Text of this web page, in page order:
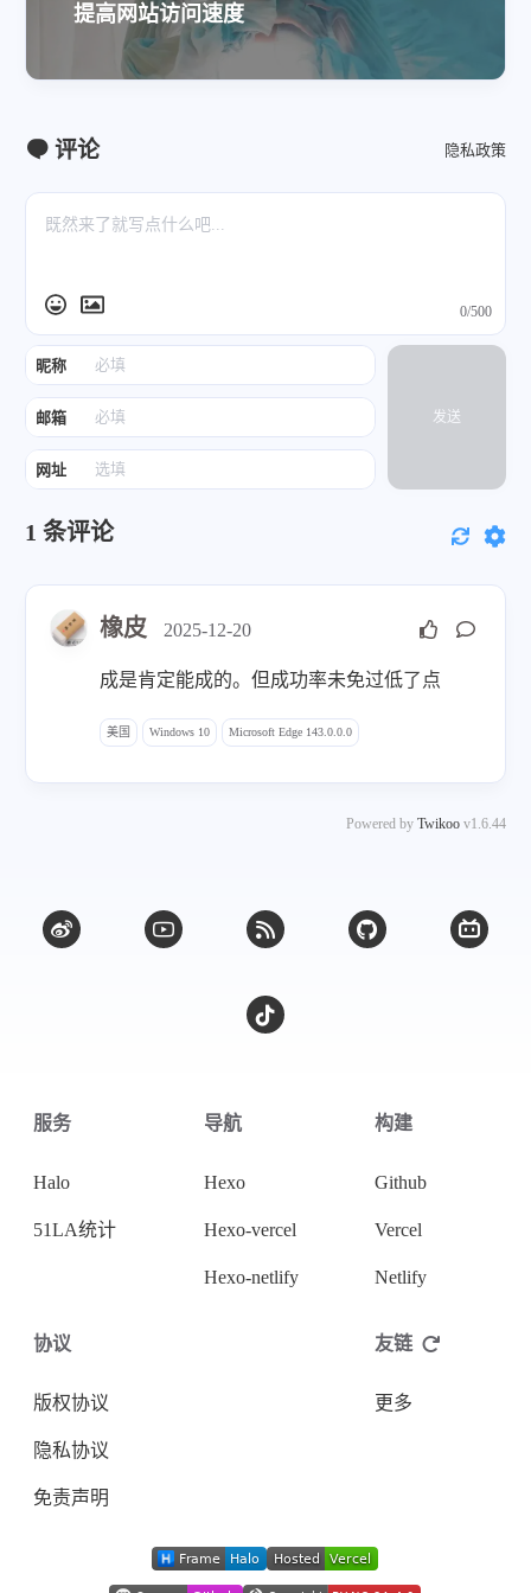
提高网站访问速度
评论 隐私政策
昵称
邮箱
网址
0/500
发送
1 条评论
橡皮 2025-12-20
成是肯定能成的。但成功率未免过低了点
美国 Windows 10 Microsoft Edge 143.0.0.0
Powered by Twikoo v1.6.44
服务
Halo
51LA统计
导航
Hexo
Hexo-vercel
Hexo-netlify
构建
Github
Vercel
Netlify
协议
版权协议
隐私协议
免责声明
友链
更多